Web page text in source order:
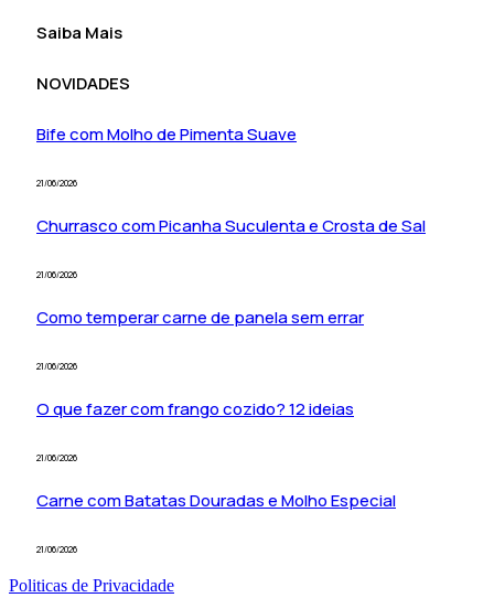
Saiba Mais
NOVIDADES
Bife com Molho de Pimenta Suave
21/06/2026
Churrasco com Picanha Suculenta e Crosta de Sal
21/06/2026
Como temperar carne de panela sem errar
21/06/2026
O que fazer com frango cozido? 12 ideias
21/06/2026
Carne com Batatas Douradas e Molho Especial
21/06/2026
Politicas de Privacidade